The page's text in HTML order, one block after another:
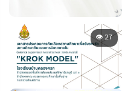
👁 27